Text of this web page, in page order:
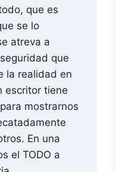
que es
se lo
atreva a
que
la realidad en
escritor tiene
mostrarnos
En una
el TODO a